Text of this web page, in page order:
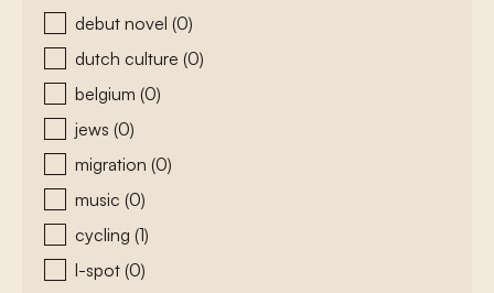
debut novel (0)
dutch culture (0)
belgium (0)
jews (0)
migration (0)
music (0)
cycling (1)
l-spot (0)